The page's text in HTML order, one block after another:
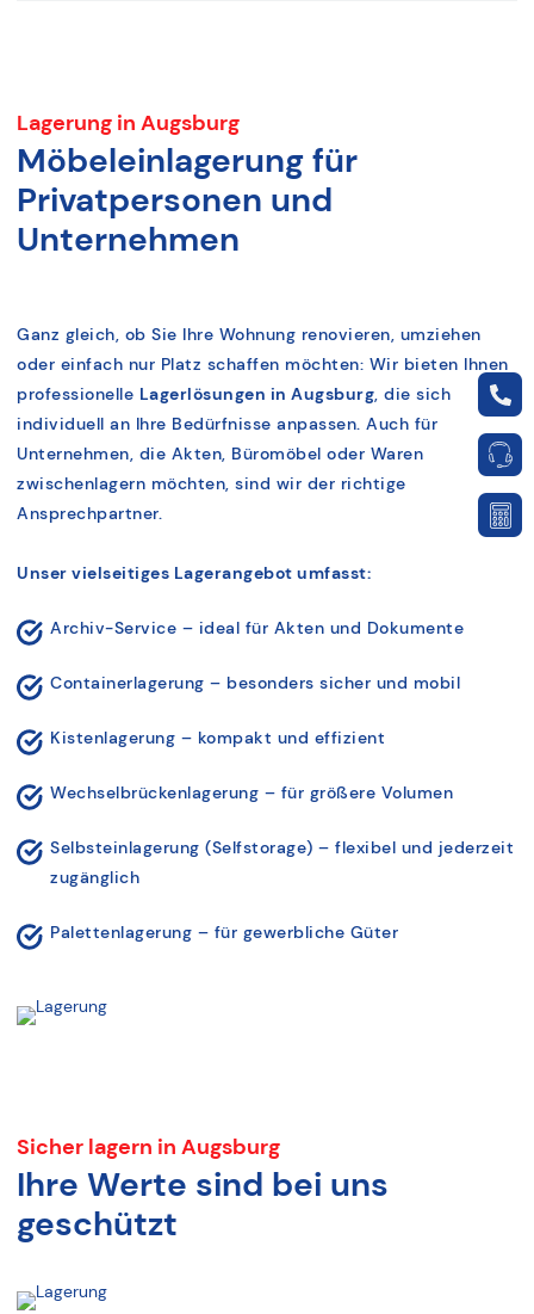
Lagerung in Augsburg
Möbeleinlagerung für
Privatpersonen und
Unternehmen
Ganz gleich, ob Sie Ihre Wohnung renovieren, umziehen
oder einfach nur Platz schaffen möchten: Wir bieten Ihnen
professionelle Lagerlösungen in Augsburg, die sich
individuell an Ihre Bedürfnisse anpassen. Auch für
Unternehmen, die Akten, Büromöbel oder Waren
zwischenlagern möchten, sind wir der richtige
Ansprechpartner.
Unser vielseitiges Lagerangebot umfasst:
Archiv-Service – ideal für Akten und Dokumente
Containerlagerung – besonders sicher und mobil
Kistenlagerung – kompakt und effizient
Wechselbrückenlagerung – für größere Volumen
Selbsteinlagerung (Selfstorage) – flexibel und jederzeit
zugänglich
Palettenlagerung – für gewerbliche Güter
Sicher lagern in Augsburg
Ihre Werte sind bei uns
geschützt